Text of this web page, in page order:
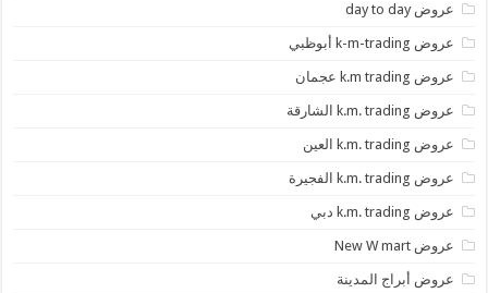
عروض day to day
عروض k-m-trading أبوظبي
عروض k.m trading عجمان
عروض k.m. trading الشارقة
عروض k.m. trading العين
عروض k.m. trading الفجيرة
عروض k.m. trading دبي
عروض New W mart
عروض أبراج المدينة